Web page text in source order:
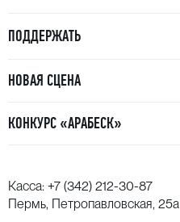
ПОДДЕРЖАТЬ
НОВАЯ СЦЕНА
КОНКУРС «АРАБЕСК»
Касса: +7 (342) 212-30-87
Пермь, Петропавловская, 25а